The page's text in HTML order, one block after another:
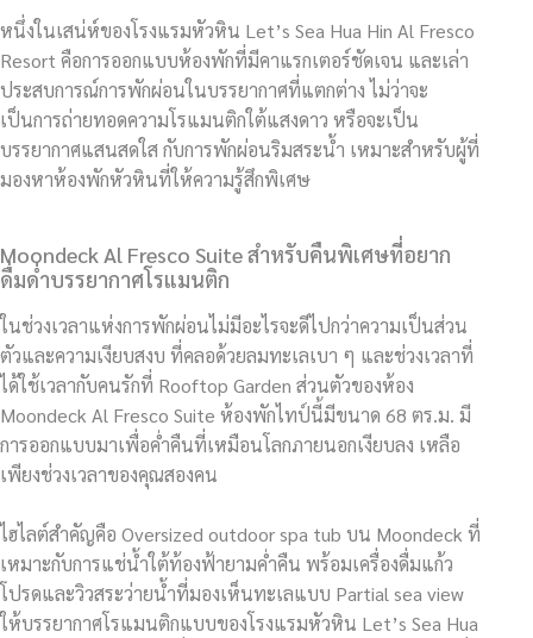
หนึ่งในเสน่ห์ของโรงแรมหัวหิน Let’s Sea Hua Hin Al Fresco
Resort คือการออกแบบห้องพักที่มีคาแรกเตอร์ชัดเจน และเล่า
ประสบการณ์การพักผ่อนในบรรยากาศที่แตกต่าง ไม่ว่าจะ
เป็นการถ่ายทอดความโรแมนติกใต้แสงดาว หรือจะเป็น
บรรยากาศแสนสดใส กับการพักผ่อนริมสระน้ำ เหมาะสำหรับผู้ที่
มองหาห้องพักหัวหินที่ให้ความรู้สึกพิเศษ
Moondeck Al Fresco Suite สำหรับคืนพิเศษที่อยาก
ดื่มด่ำบรรยากาศโรแมนติก
ในช่วงเวลาแห่งการพักผ่อนไม่มีอะไรจะดีไปกว่าความเป็นส่วน
ตัวและความเงียบสงบ ที่คลอด้วยลมทะเลเบา ๆ และช่วงเวลาที่
ได้ใช้เวลากับคนรักที่ Rooftop Garden ส่วนตัวของห้อง
Moondeck Al Fresco Suite ห้องพักไทป์นี้มีขนาด 68 ตร.ม. มี
การออกแบบมาเพื่อค่ำคืนที่เหมือนโลกภายนอกเงียบลง เหลือ
เพียงช่วงเวลาของคุณสองคน
ไฮไลต์สำคัญคือ Oversized outdoor spa tub บน Moondeck ที่
เหมาะกับการแช่น้ำใต้ท้องฟ้ายามค่ำคืน พร้อมเครื่องดื่มแก้ว
โปรดและวิวสระว่ายน้ำที่มองเห็นทะเลแบบ Partial sea view
ให้บรรยากาศโรแมนติกแบบของโรงแรมหัวหิน Let’s Sea Hua